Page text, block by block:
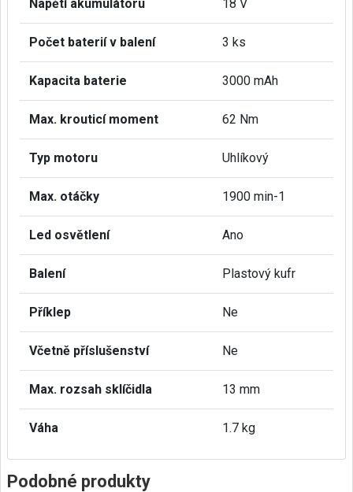
Napětí akumulátoru 18 V
Počet baterií v balení 3 ks
Kapacita baterie 3000 mAh
Max. krouticí moment 62 Nm
Typ motoru Uhlíkový
Max. otáčky 1900 min-1
Led osvětlení Ano
Balení Plastový kufr
Příklep Ne
Včetně příslušenství Ne
Max. rozsah sklíčidla 13 mm
Váha 1.7 kg
Podobné produkty